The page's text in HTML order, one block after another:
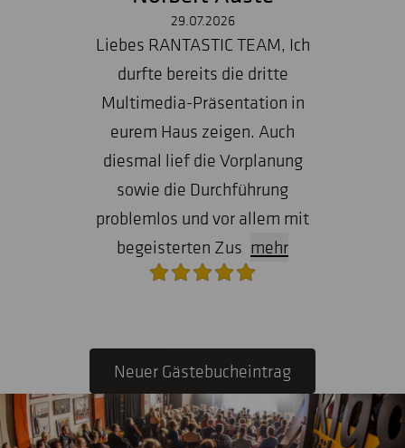
29.07.2026
Liebes RANTASTIC TEAM, Ich
durfte bereits die dritte
Multimedia-Präsentation in
eurem Haus zeigen. Auch
diesmal lief die Vorplanung
sowie die Durchführung
problemlos und vor allem mit
begeisterten Zus mehr
Neuer Gästebucheintrag